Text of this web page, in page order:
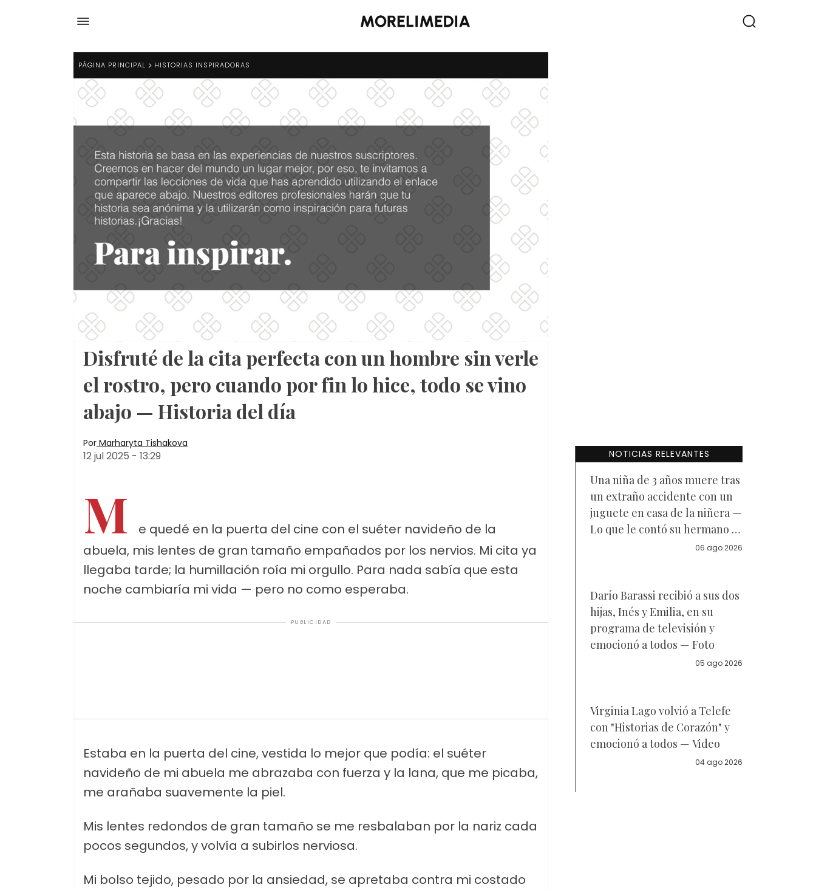
PÁGINA PRINCIPAL HISTORIAS INSPIRADORAS
Disfruté de la cita perfecta con un hombre sin verle
el rostro, pero cuando por fin lo hice, todo se vino
abajo — Historia del día
Por Marharyta Tishakova
12 jul 2025 - 13:29
M
e quedé en la puerta del cine con el suéter navideño de la
abuela, mis lentes de gran tamaño empañados por los nervios. Mi cita ya
llegaba tarde; la humillación roía mi orgullo. Para nada sabía que esta
noche cambiaría mi vida — pero no como esperaba.
PUBLICIDAD
Estaba en la puerta del cine, vestida lo mejor que podía: el suéter
navideño de mi abuela me abrazaba con fuerza y la lana, que me picaba,
me arañaba suavemente la piel.
Mis lentes redondos de gran tamaño se me resbalaban por la nariz cada
pocos segundos, y volvía a subirlos nerviosa.
Mi bolso tejido, pesado por la ansiedad, se apretaba contra mi costado
NOTICIAS RELEVANTES
Una niña de 3 años muere tras
un extraño accidente con un
juguete en casa de la niñera —
Lo que le contó su hermano a
06 ago 2026
Darío Barassi recibió a sus dos
hijas, Inés y Emilia, en su
programa de televisión y
emocionó a todos — Foto
05 ago 2026
Virginia Lago volvió a Telefe
con "Historias de Corazón" y
emocionó a todos — Video
04 ago 2026